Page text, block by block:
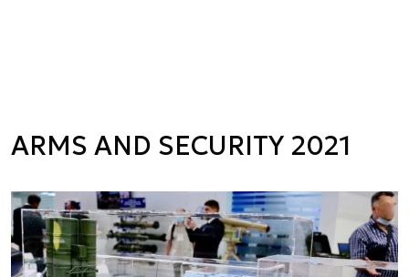
ARMS AND SECURITY 2021